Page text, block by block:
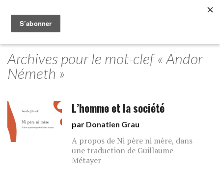
Archives pour le mot-clef « Andor
Németh »
L’homme et la société
par Donatien Grau
A propos de Ni père ni mère, dans
une traduction de Guillaume
Métayer